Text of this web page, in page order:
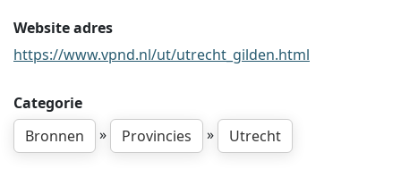
Website adres
https://www.vpnd.nl/ut/utrecht_gilden.html
Categorie
Bronnen
» Provincies » Utrecht